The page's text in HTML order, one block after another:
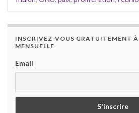
INSCRIVEZ-VOUS GRATUITEMENT
MENSUELLE
Email